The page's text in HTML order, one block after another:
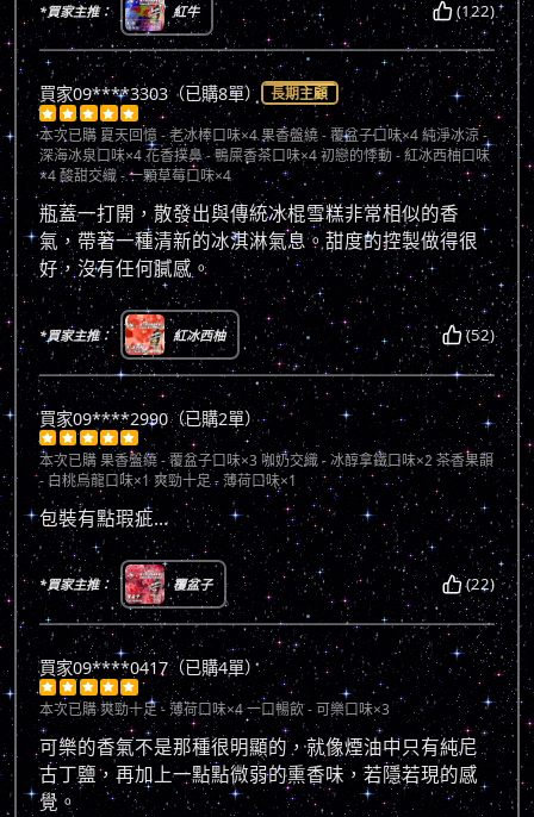
*買家主推： 紅牛 (122)
買家09****3303（已購8單） 長期主顧
    
本次已購 夏天回憶 - 老冰棒口味×4 果香盤繞 - 覆盆子口味×4 純淨冰涼 -
深海冰泉口味×4 花香撲鼻 - 鴨屎香茶口味×4 初戀的悸動 - 紅冰西柚口味
×4 酸甜交織 - 一顆草莓口味×4
瓶蓋一打開，散發出與傳統冰棍雪糕非常相似的香
氣，帶著一種清新的冰淇淋氣息。甜度的控製做得很
好，沒有任何膩感。
*買家主推： 紅冰西柚 (52)
買家09****2990（已購2單）
    
本次已購果香盤繞 - 覆盆子口味×3 咖奶交織 - 冰醇拿鐵口味×2 茶香果韻
- 白桃烏龍口味×1 爽勁十足 - 薄荷口味×1
包裝有點瑕疵…
*買家主推： 覆盆子 (22)
買家09****0417（已購4單）
    
本次已購爽勁十足 - 薄荷口味×4 一口暢飲 - 可樂口味×3
可樂的香氣不是那種很明顯的，就像煙油中只有純尼
古丁鹽，再加上一點點微弱的熏香味，若隱若現的感
覺。